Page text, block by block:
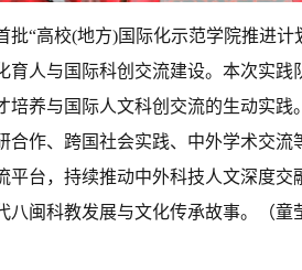
批“高校(地方)国际化示范学院推进
育人与国际科创交流建设。本次实
培养与国际人文科创交流的生动实
合作、跨国社会实践、中外学术交流
平台，持续推动中外科技人文深度
八闽科教发展与文化传承故事。（童